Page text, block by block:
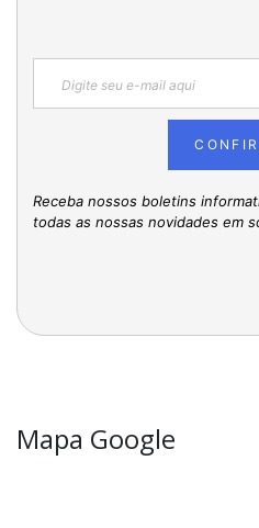
Receba nossos boletins
todas as nossas novidades em
Mapa Google